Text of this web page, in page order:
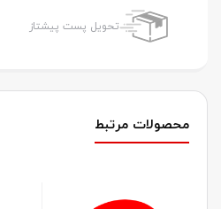
تحویل پست پیشتاز
محصولات مرتبط